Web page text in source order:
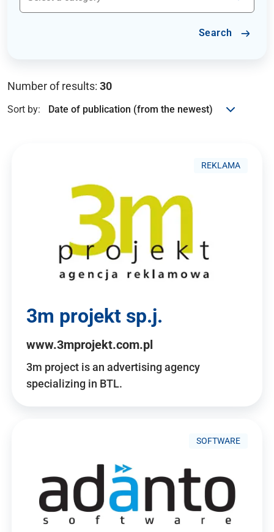
Search
Number of results: 30
Sort by:
REKLAMA
3m projekt sp.j.
www.3mprojekt.com.pl
3m project is an advertising agency
specializing in BTL.
SOFTWARE